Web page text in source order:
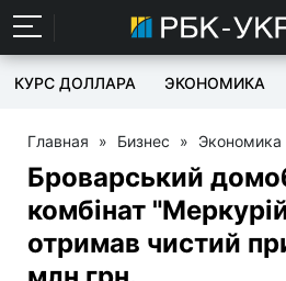
КУРС ДОЛЛАРА ЭКОНОМИКА
Главная » Бизнес » Экономика
Броварський
комбінат
отримав чистий